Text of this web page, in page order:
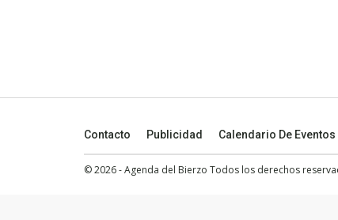
Contacto Publicidad Calendario De Eventos
© 2026 - Agenda del Bierzo Todos los derechos